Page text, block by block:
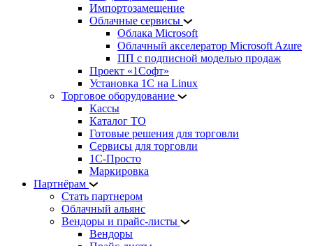
Импортозамещение
Облачные сервисы
Облака Microsoft
Облачный акселератор Microsoft Azure
ПП с подписной моделью продаж
Проект «1Софт»
Установка 1С на Linux
Торговое оборудование
Кассы
Каталог ТО
Готовые решения для торговли
Сервисы для торговли
1С-Просто
Маркировка
Партнёрам
Стать партнером
Облачный альянс
Вендоры и прайс-листы
Вендоры